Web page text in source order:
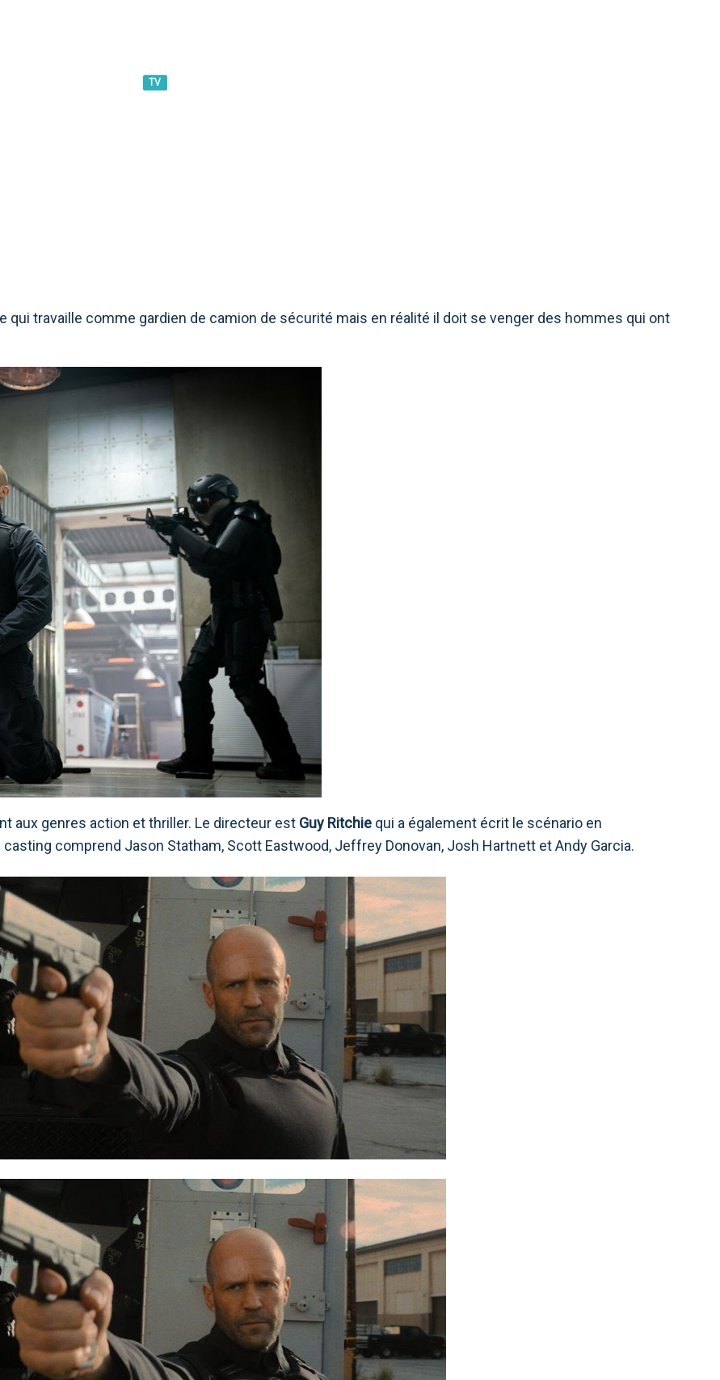
TV
qui travaille comme gardien de camion de sécurité mais en réalité il doit se venger des hommes qui ont
aux genres action et thriller. Le directeur est Guy Ritchie qui a également écrit le scénario en
comprend Jason Statham, Scott Eastwood, Jeffrey Donovan, Josh Hartnett et Andy Garcia.